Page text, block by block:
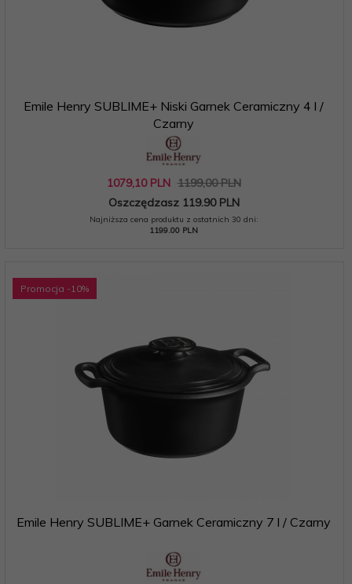
Emile Henry SUBLIME+ Niski Garnek Ceramiczny 4 l /
Czarny
1079,10 PLN 1199,00 PLN
Oszczędzasz 119.90 PLN
Najniższa cena produktu z ostatnich 30 dni:
1199.00 PLN
Promocja -10%
Emile Henry SUBLIME+ Garnek Ceramiczny 7 l / Czarny